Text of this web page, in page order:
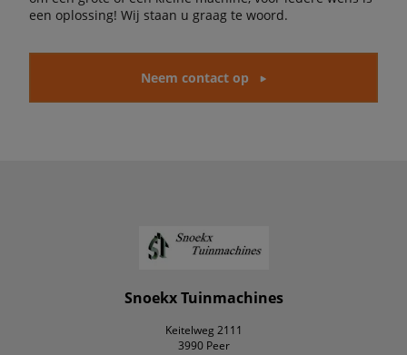
een oplossing! Wij staan u graag te woord.
Neem contact op
Snoekx Tuinmachines
Keitelweg 2111
3990 Peer